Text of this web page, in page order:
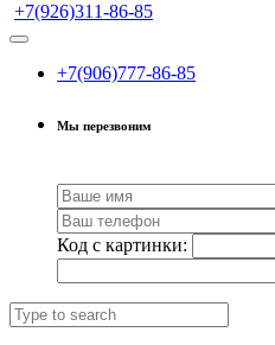
+7(926)311-86-85
+7(906)777-86-85
Мы перезвоним
Код с картинки: